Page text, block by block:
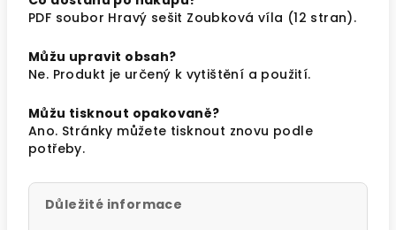
PDF soubor Hravý sešit Zoubková víla (12 stran).
Můžu upravit obsah?
Ne. Produkt je určený k vytištění a použití.
Můžu tisknout opakovaně?
Ano. Stránky můžete tisknout znovu podle
potřeby.
Důležité informace